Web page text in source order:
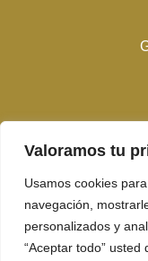
Valoramos tu
Usamos cookies
navegación,
personalizados y
“Aceptar todo”
Prospecciones